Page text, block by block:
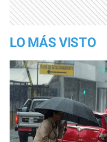
LO MÁS VISTO